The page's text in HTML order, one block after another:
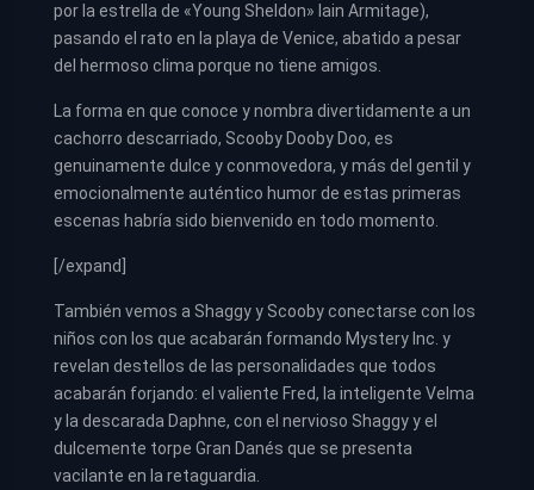
por la estrella de «Young Sheldon» Iain Armitage),
pasando el rato en la playa de Venice, abatido a pesar
del hermoso clima porque no tiene amigos.
La forma en que conoce y nombra divertidamente a un
cachorro descarriado, Scooby Dooby Doo, es
genuinamente dulce y conmovedora, y más del gentil y
emocionalmente auténtico humor de estas primeras
escenas habría sido bienvenido en todo momento.
[/expand]
También vemos a Shaggy y Scooby conectarse con los
niños con los que acabarán formando Mystery Inc. y
revelan destellos de las personalidades que todos
acabarán forjando: el valiente Fred, la inteligente Velma
y la descarada Daphne, con el nervioso Shaggy y el
dulcemente torpe Gran Danés que se presenta
vacilante en la retaguardia.